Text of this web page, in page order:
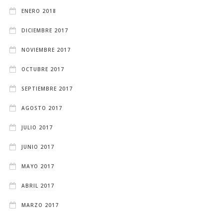
ENERO 2018
DICIEMBRE 2017
NOVIEMBRE 2017
OCTUBRE 2017
SEPTIEMBRE 2017
AGOSTO 2017
JULIO 2017
JUNIO 2017
MAYO 2017
ABRIL 2017
MARZO 2017